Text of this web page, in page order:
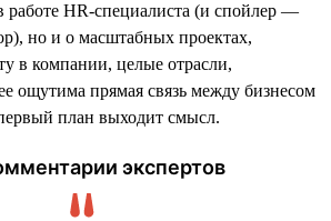
работе HR-специалиста (и спойлер —
но и о масштабных проектах,
в компании, целые отрасли,
ощутима прямая связь между бизнесом
план выходит смысл.
экспертов